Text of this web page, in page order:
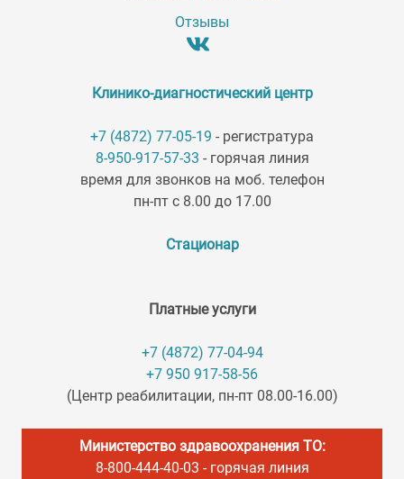
Отзывы
Клинико-диагностический центр
+7 (4872) 77-05-19 - регистратура
8-950-917-57-33 - горячая линия
время для звонков на моб. телефон
пн-пт с 8.00 до 17.00
Стационар
Платные услуги
+7 (4872) 77-04-94
+7 950 917-58-56
(Центр реабилитации, пн-пт 08.00-16.00)
Министерство здравоохранения ТО:
8-800-444-40-03 - горячая линия